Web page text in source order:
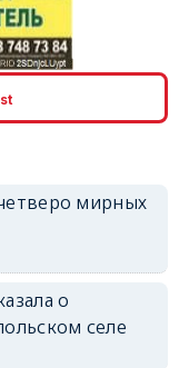
erid: 2SDnjdPjgYS
мирных
о
селе